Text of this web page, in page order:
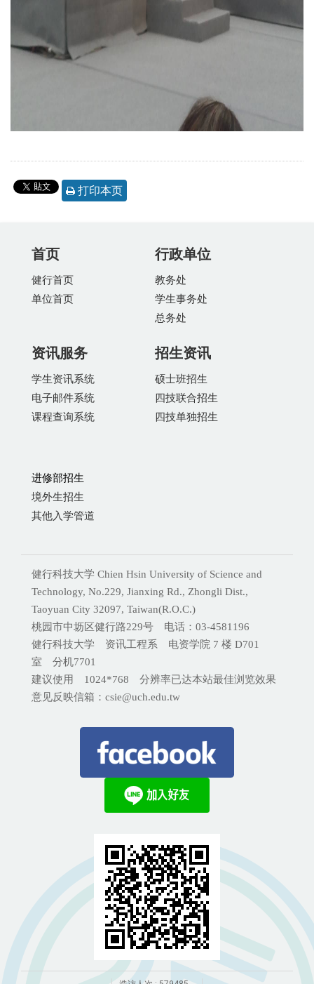
打印本页
首页
健行首页
单位首页
行政单位
教务处
学生事务处
总务处
资讯服务
学生资讯系统
电子邮件系统
课程查询系统
招生资讯
硕士班招生
四技联合招生
四技单独招生
进修部招生
境外生招生
其他入学管道
健行科技大学 Chien Hsin University of Science and
Technology, No.229, Jianxing Rd., Zhongli Dist.,
Taoyuan City 32097, Taiwan(R.O.C.)
桃园市中坜区健行路229号 电话：03-4581196
健行科技大学 资讯工程系 电资学院 7 楼 D701
室 分机7701
建议使用 1024*768 分辨率已达本站最佳浏览效果
意见反映信箱：csie@uch.edu.tw